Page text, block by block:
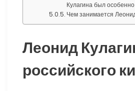
Кулагина был
Чем занимается
Леонид
российского